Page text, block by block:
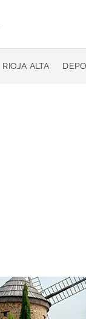
RIOJA ALTA